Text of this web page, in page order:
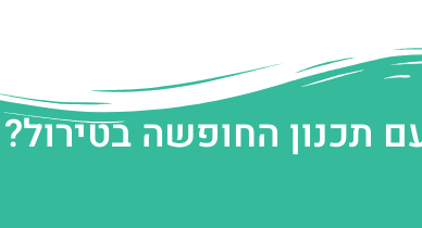
תכנון החופשה בטירול?